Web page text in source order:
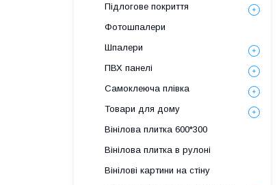
Підлогове покриття
Фотошпалери
Шпалери
ПВХ панелі
Самоклеюча плівка
Товари для дому
Вінілова плитка 600*300
Вінілова плитка в рулоні
Вінілові картини на стіну